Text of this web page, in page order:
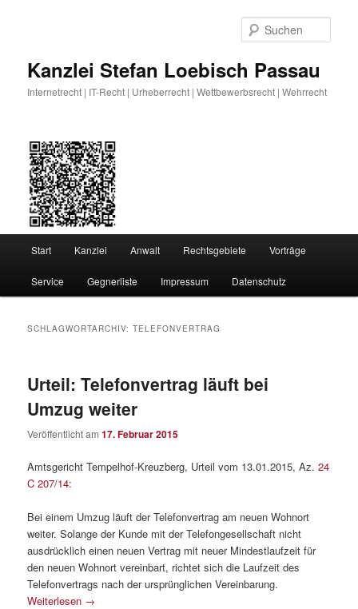
Kanzlei Stefan Loebisch Passau
Internetrecht | IT-Recht | Urheberrecht | Wettbewerbsrecht | Wehrrecht
Start Kanzlei Anwalt Rechtsgebiete Vorträge
Service Gegnerliste Impressum Datenschutz
SCHLAGWORTARCHIV:TELEFONVERTRAG
Urteil: Telefonvertrag läuft bei
Umzug weiter
Veröffentlicht am17. Februar 2015
Amtsgericht Tempelhof-Kreuzberg, Urteil vom 13.01.2015, Az.24
C 207/14:
Bei einem Umzug läuft der Telefonvertrag am neuen Wohnort
weiter. Solange der Kunde mit der Telefongesellschaft nicht
ausdrücklich einen neuen Vertrag mit neuer Mindestlaufzeit für
den neuen Wohnort vereinbart, richtet sich die Laufzeit des
Telefonvertrags nach der ursprünglichen Vereinbarung.
Weiterlesen →